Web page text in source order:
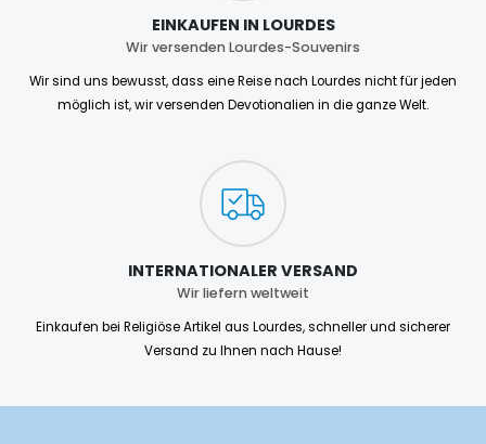
EINKAUFEN IN LOURDES
Wir versenden Lourdes-Souvenirs
Wir sind uns bewusst, dass eine Reise nach Lourdes nicht für jeden
möglich ist, wir versenden Devotionalien in die ganze Welt.
INTERNATIONALER VERSAND
Wir liefern weltweit
Einkaufen bei Religiöse Artikel aus Lourdes, schneller und sicherer
Versand zu Ihnen nach Hause!